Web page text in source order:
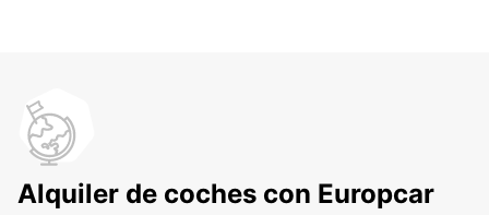
Alquiler de coches con Europcar